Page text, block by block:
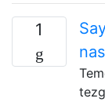
1